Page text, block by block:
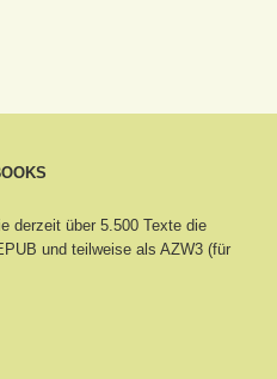
derzeit über 5.500 Texte die
und teilweise als AZW3 (für